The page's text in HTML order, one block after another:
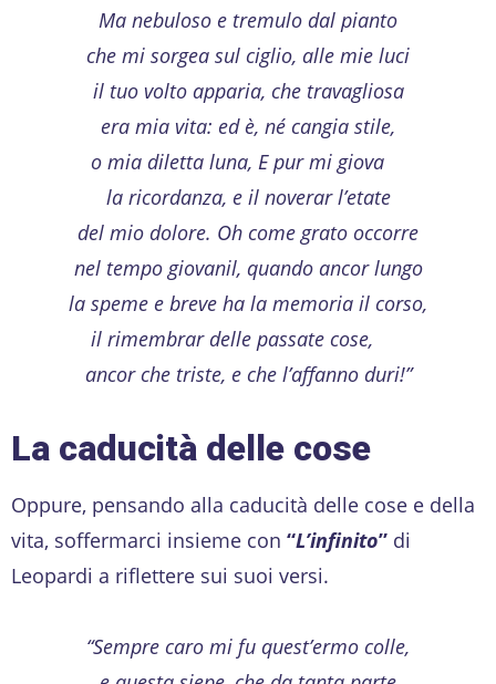
Ma nebuloso e tremulo dal pianto
che mi sorgea sul ciglio, alle mie luci
il tuo volto apparia, che travagliosa
era mia vita: ed è, né cangia stile,
o mia diletta luna, E pur mi giova
la ricordanza, e il noverar l’etate
del mio dolore. Oh come grato occorre
nel tempo giovanil, quando ancor lungo
la speme e breve ha la memoria il corso,
il rimembrar delle passate cose,
ancor che triste, e che l’affanno duri!”
La caducità delle cose
Oppure, pensando alla caducità delle cose e della
vita, soffermarci insieme con “L’infinito” di
Leopardi a riflettere sui suoi versi.
“Sempre caro mi fu quest’ermo colle,